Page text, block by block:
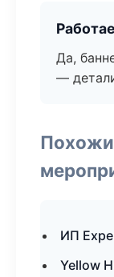
Да,
—
ИП
Yellow